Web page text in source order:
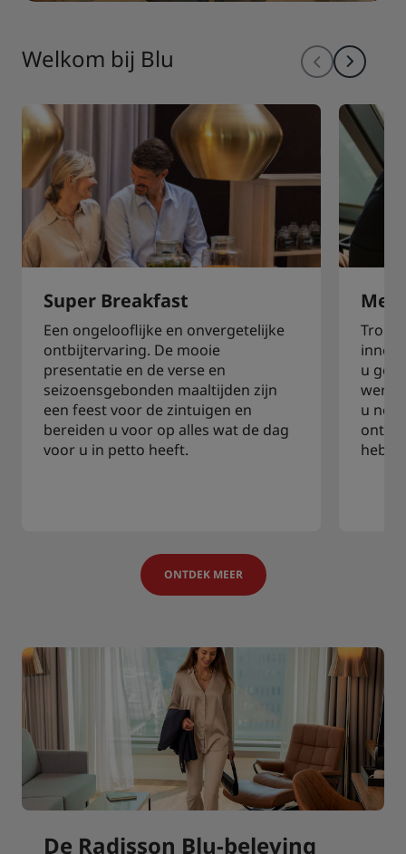
Welkom bij Blu
Super Breakfast
Een ongelooflijke en onvergetelijke
ontbijtervaring. De mooie
presentatie en de verse en
seizoensgebonden maaltijden zijn
een feest voor de zintuigen en
bereiden u voor op alles wat de dag
voor u in petto heeft.
u
u
ONTDEK MEER
De Radisson Blu-beleving